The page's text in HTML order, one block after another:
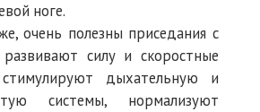
об олимпийском характере»
ноге.
очень полезны приседания с
силу и скоростные
дыхательную и
системы, нормализуют